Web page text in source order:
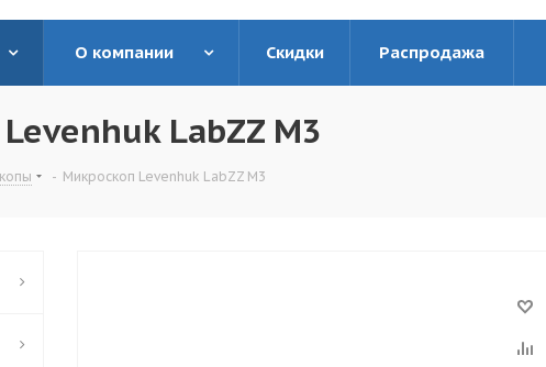
О компании Скидки Распродажа
LabZZ M3
- Микроскоп Levenhuk LabZZ M3